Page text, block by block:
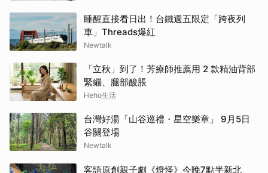
睡醒直接看日出！台鐵週五限定「跨夜列
車」Threads爆紅
Newtalk
「立秋」到了！芳療師推薦用 2 款精油背部
緊繃、腿部酸脹
Heho生活
台灣好湯「山谷巡禮・星空樂章」 9月5日
谷關登場
Newtalk
客語原創親子劇《燈怪》今晚7點半新北